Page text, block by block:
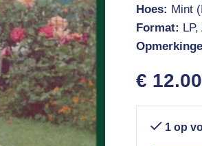
Hoes: Mint
Format:
€ 12.00
1 op